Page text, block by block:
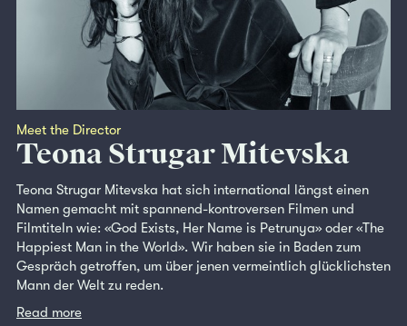
Meet the Director
Teona Strugar Mitevska
Teona Strugar Mitevska hat sich international längst einen
Namen gemacht mit spannend-kontroversen Filmen und
Filmtiteln wie: «God Exists, Her Name is Petrunya» oder «The
Happiest Man in the World». Wir haben sie in Baden zum
Gespräch getroffen, um über jenen vermeintlich glücklichsten
Mann der Welt zu reden.
Read more